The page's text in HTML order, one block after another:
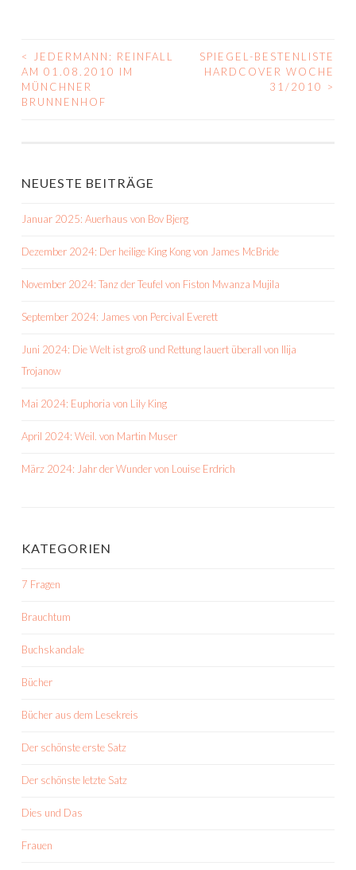
BEITRAGS-
NAVIGATION
<
JEDERMANN: REINFALL
AM 01.08.2010 IM
MÜNCHNER
BRUNNENHOF
SPIEGEL-BESTENLISTE
HARDCOVER WOCHE
31/2010
>
NEUESTE BEITRÄGE
Januar 2025: Auerhaus von Bov Bjerg
Dezember 2024: Der heilige King Kong von James McBride
November 2024: Tanz der Teufel von Fiston Mwanza Mujila
September 2024: James von Percival Everett
Juni 2024: Die Welt ist groß und Rettung lauert überall von Ilija
Trojanow
Mai 2024: Euphoria von Lily King
April 2024: Weil. von Martin Muser
März 2024: Jahr der Wunder von Louise Erdrich
KATEGORIEN
7 Fragen
Brauchtum
Buchskandale
Bücher
Bücher aus dem Lesekreis
Der schönste erste Satz
Der schönste letzte Satz
Dies und Das
Frauen